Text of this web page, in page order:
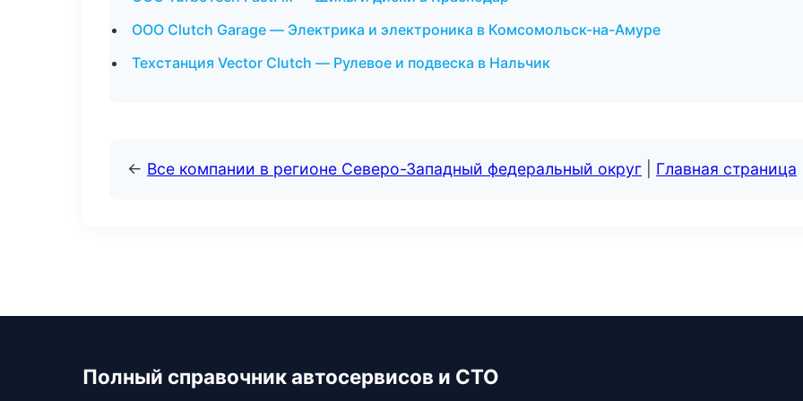
ООО Clutch Garage — Электрика и электроника в Комсомольск-на-Амуре
Техстанция Vector Clutch — Рулевое и подвеска в Нальчик
← Все компании в регионе Северо-Западный федеральный округ Главная страница
Полный справочник автосервисов и СТО